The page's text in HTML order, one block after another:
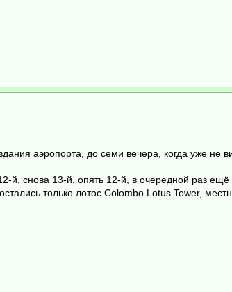
аэропорта, до семи вечера, когда уже не
снова 13-й, опять 12-й, в очередной раз ещё
только лотос Colombo Lotus Tower,